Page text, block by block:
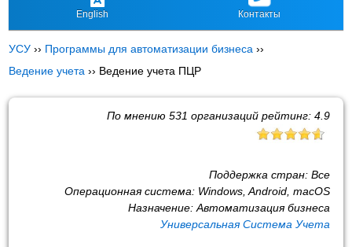
English Контакты
УСУ ›› Программы для автоматизации бизнеса ››
Ведение учета ›› Ведение учета ПЦР
По мнению 531 организаций рейтинг: 4.9
Поддержка стран: Все
Операционная система: Windows, Android, macOS
Назначение: Автоматизация бизнеса
Универсальная Система Учета